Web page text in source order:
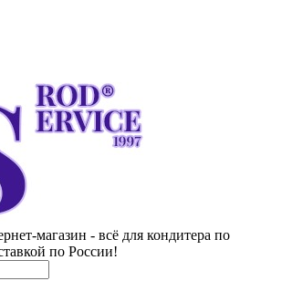
магазин - всё для кондитера по
по России!